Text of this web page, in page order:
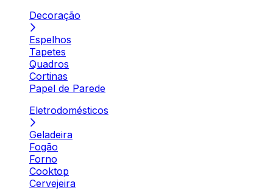
Decoração
Espelhos
Tapetes
Quadros
Cortinas
Papel de Parede
Eletrodomésticos
Geladeira
Fogão
Forno
Cooktop
Cervejeira